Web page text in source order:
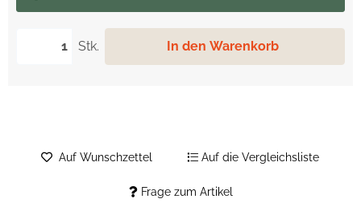
Stk. In den Warenkorb
Frage zum Artikel
Auf Wunschzettel Auf die Vergleichsliste